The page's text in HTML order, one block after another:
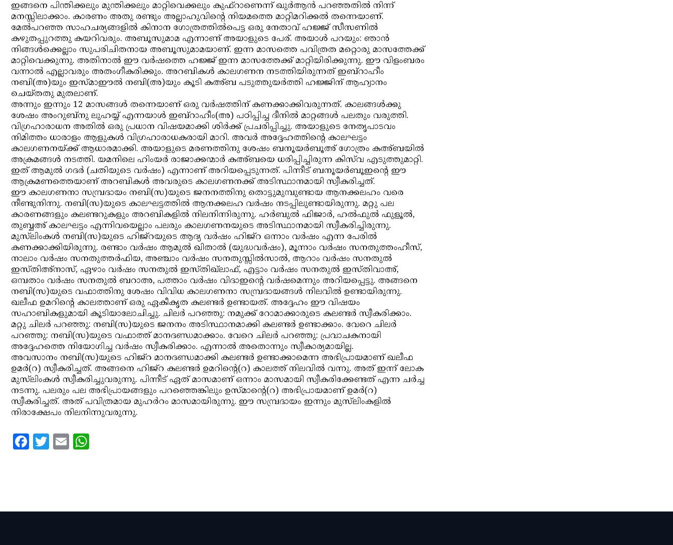
ഇങ്ങനെ പിന്തിക്കലും മുന്തിക്കലും മാറ്റിവെക്കലും കുഫ്‌റാണെന്ന് ഖുര്‍ആന്‍ പറഞ്ഞതില്‍ നിന്ന്
മനസ്സിലാക്കാം. കാരണം അതു രണ്ടും അല്ലാഹുവിന്റെ നിയമത്തെ മാറ്റിമറിക്കല്‍ തന്നെയാണ്.
മേല്‍പറഞ്ഞ സാഹചര്യങ്ങളില്‍ കിനാന ഗോത്രത്തില്‍പെട്ട ഒരു നേതാവ് ഹജ്ജ് സീസണില്‍
കഴുതപ്പുറത്തു കയറിവരും. അബൂസുമാമ എന്നാണ് അയാളുടെ പേര്. അയാള്‍ പറയും: ഞാന്‍
നിങ്ങള്‍ക്കെല്ലാം സുപരിചിതനായ അബൂസുമാമയാണ്. ഇന്ന മാസത്തെ പവിത്രത മറ്റൊരു മാസത്തേക്ക്
മാറ്റിവെക്കുന്നു. അതിനാല്‍ ഈ വര്‍ഷത്തെ ഹജ്ജ് ഇന്ന മാസത്തേക്ക് മാറ്റിയിരിക്കുന്നു. ഈ വിളംബരം
വന്നാല്‍ എല്ലാവരും അതംഗീകരിക്കും. അറബികള്‍ കാലഗണന നടത്തിയിരുന്നത് ഇബ്‌റാഹീം
നബി(അ)യും ഇസ്മാഈല്‍ നബി(അ)യും കൂടി കഅ്ബ പടുത്തുയര്‍ത്തി ഹജ്ജിന് ആഹ്വാനം
ചെയ്തതു മുതലാണ്.
അന്നും ഇന്നും 12 മാസങ്ങള്‍ തന്നെയാണ് ഒരു വര്‍ഷത്തിന് കണക്കാക്കിവരുന്നത്. കാലങ്ങള്‍ക്കു
ശേഷം അംറുബ്‌നു ലുഹയ്യ് എന്നയാള്‍ ഇബ്‌റാഹീം(അ) പഠിപ്പിച്ച ദീനില്‍ മാറ്റങ്ങള്‍ പലതും വരുത്തി.
വിഗ്രഹാരാധന അതില്‍ ഒരു പ്രധാന വിഷയമാക്കി ശിര്‍ക്ക് പ്രചരിപ്പിച്ചു. അയാളുടെ നേതൃപാടവം
നിമിത്തം ധാരാളം ആളുകള്‍ വിഗ്രഹാരാധകരായി മാറി. അവര്‍ അദ്ദേഹത്തിന്റെ കാലഘട്ടം
കാലഗണനയ്ക്ക് ആധാരമാക്കി. അയാളുടെ മരണത്തിനു ശേഷം ബനൂയര്‍ബൂഅ് ഗോത്രം കഅ്ബയില്‍
അക്രമങ്ങള്‍ നടത്തി. യമനിലെ ഹിംയര്‍ രാജാക്കന്മാര്‍ കഅ്ബയെ ധരിപ്പിച്ചിരുന്ന കിസ്‌വ എടുത്തുമാറ്റി.
ഇത് ആമുല്‍ ഗദര്‍ (ചതിയുടെ വര്‍ഷം) എന്നാണ് അറിയപ്പെടുന്നത്. പിന്നീട് ബനൂയര്‍ബൂഇന്റെ ഈ
ആക്രമണത്തെയാണ് അറബികള്‍ അവരുടെ കാലഗണനക്ക് അടിസ്ഥാനമായി സ്വീകരിച്ചത്.
ഈ കാലഗണനാ സമ്പ്രദായം നബി(സ)യുടെ ജനനത്തിനു തൊട്ടുമുമ്പുണ്ടായ ആനക്കലഹം വരെ
നീണ്ടുനിന്നു. നബി(സ)യുടെ കാലഘട്ടത്തില്‍ ആനക്കലഹ വര്‍ഷം നടപ്പിലുണ്ടായിരുന്നു. മറ്റു പല
കാരണങ്ങളും കലണ്ടറുകളും അറബികളില്‍ നിലനിന്നിരുന്നു. ഹര്‍ബുല്‍ ഫിജാര്‍, ഹല്‍ഫുല്‍ ഫുളൂല്‍,
തുബ്ബഅ് കാലഘട്ടം എന്നിവയെല്ലാം പലരും കാലഗണനയുടെ അടിസ്ഥാനമായി സ്വീകരിച്ചിരുന്നു.
മുസ്‌ലിംകള്‍ നബി(സ)യുടെ ഹിജ്‌റയുടെ ആദ്യ വര്‍ഷം ഹിജ്‌റ ഒന്നാം വര്‍ഷം എന്ന പേരില്‍
കണക്കാക്കിയിരുന്നു. രണ്ടാം വര്‍ഷം ആമുല്‍ ഖിതാല്‍ (യുദ്ധവര്‍ഷം), മൂന്നാം വര്‍ഷം സനതുത്തംഹീസ്,
നാലാം വര്‍ഷം സനതുത്തര്‍ഫിയ, അഞ്ചാം വര്‍ഷം സനതുസ്സില്‍സാല്‍, ആറാം വര്‍ഷം സനതുല്‍
ഇസ്തിഅ്‌നാസ്, ഏഴാം വര്‍ഷം സനതുല്‍ ഇസ്തിഖ്‌ലാഫ്, എട്ടാം വര്‍ഷം സനതുല്‍ ഇസ്തിവാഅ്,
ഒമ്പതാം വര്‍ഷം സനതുല്‍ ബറാഅ, പത്താം വര്‍ഷം വിദാഇന്റെ വര്‍ഷമെന്നും അറിയപ്പെട്ടു. അങ്ങനെ
നബി(സ)യുടെ വഫാത്തിനു ശേഷം വിവിധ കാലഗണനാ സമ്പ്രദായങ്ങള്‍ നിലവില്‍ ഉണ്ടായിരുന്നു.
ഖലീഫ ഉമറിന്റെ കാലത്താണ് ഒരു ഏകീകൃത കലണ്ടര്‍ ഉണ്ടായത്. അദ്ദേഹം ഈ വിഷയം
സഹാബികളുമായി കൂടിയാലോചിച്ചു. ചിലര്‍ പറഞ്ഞു: നമുക്ക് റോമാക്കാരുടെ കലണ്ടര്‍ സ്വീകരിക്കാം.
മറ്റു ചിലര്‍ പറഞ്ഞു: നബി(സ)യുടെ ജനനം അടിസ്ഥാനമാക്കി കലണ്ടര്‍ ഉണ്ടാക്കാം. വേറെ ചിലര്‍
പറഞ്ഞു: നബി(സ)യുടെ വഫാത്ത് മാനദണ്ഡമാക്കാം. വേറെ ചിലര്‍ പറഞ്ഞു: പ്രവാചകനായി
അദ്ദേഹത്തെ നിയോഗിച്ച വര്‍ഷം സ്വീകരിക്കാം. എന്നാല്‍ അതൊന്നും സ്വീകാര്യമായില്ല.
അവസാനം നബി(സ)യുടെ ഹിജ്‌റ മാനദണ്ഡമാക്കി കലണ്ടര്‍ ഉണ്ടാക്കാമെന്ന അഭിപ്രായമാണ് ഖലീഫ
ഉമര്‍(റ) സ്വീകരിച്ചത്. അങ്ങനെ ഹിജ്‌റ കലണ്ടര്‍ ഉമറിന്റെ(റ) കാലത്ത് നിലവില്‍ വന്നു. അത് ഇന്ന് ലോക
മുസ്‌ലിംകള്‍ സ്വീകരിച്ചുവരുന്നു. പിന്നീട് ഏത് മാസമാണ് ഒന്നാം മാസമായി സ്വീകരിക്കേണ്ടത് എന്ന ചര്‍ച്ച
നടന്നു. പലരും പല അഭിപ്രായങ്ങളും പറഞ്ഞെങ്കിലും ഉസ്മാന്റെ(റ) അഭിപ്രായമാണ് ഉമര്‍(റ)
സ്വീകരിച്ചത്. അത് പവിത്രമായ മുഹര്‍റം മാസമായിരുന്നു. ഈ സമ്പ്രദായം ഇന്നും മുസ്‌ലിംകളില്‍
നിരാക്ഷേപം നിലനിന്നുവരുന്നു.
Facebook
Twitter
Email